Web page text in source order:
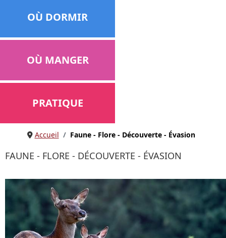
OÙ DORMIR
OÙ MANGER
PRATIQUE
Accueil Faune - Flore - Découverte - Évasion
FAUNE - FLORE - DÉCOUVERTE - ÉVASION